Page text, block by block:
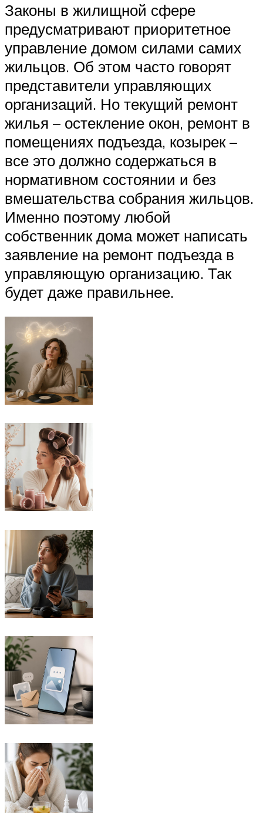
Законы в жилищной сфере
предусматривают приоритетное
управление домом силами самих
жильцов. Об этом часто говорят
представители управляющих
организаций. Но текущий ремонт
жилья – остекление окон, ремонт в
помещениях подъезда, козырек –
все это должно содержаться в
нормативном состоянии и без
вмешательства собрания жильцов.
Именно поэтому любой
собственник дома может написать
заявление на ремонт подъезда в
управляющую организацию. Так
будет даже правильнее.